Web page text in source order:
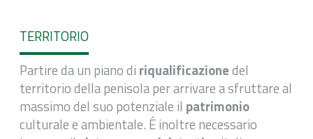
TERRITORIO
Partire da un piano di riqualificazionedel
territorio della penisola per arrivare a sfruttare al
massimo del suo potenziale il patrimonio
culturale e ambientale. É inoltre necessario